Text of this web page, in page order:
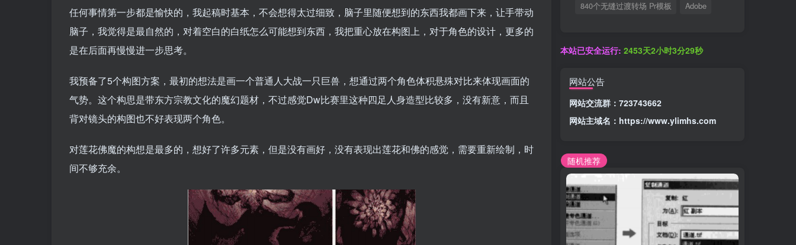
任何事情第一步都是愉快的，我起稿时基本，不会想得太过细致，脑子里随便想到的东西我都画下来，让手带动
脑子，我觉得是最自然的，对着空白的白纸怎么可能想到东西，我把重心放在构图上，对于角色的设计，更多的
是在后面再慢慢进一步思考。
我预备了5个构图方案，最初的想法是画一个普通人大战一只巨兽，想通过两个角色体积悬殊对比来体现画面的
气势。这个构思是带东方宗教文化的魔幻题材，不过感觉Dw比赛里这种四足人身造型比较多，没有新意，而且
背对镜头的构图也不好表现两个角色。
对莲花佛魔的构想是最多的，想好了许多元素，但是没有画好，没有表现出莲花和佛的感觉，需要重新绘制，时
间不够充余。
840个无缝过渡转场 Pr模板
Adobe
本站已安全运行: 2453天2小时3分30秒
网站公告
网站交流群：723743662
网站主域名： https://www.ylimhs.com
随机推荐